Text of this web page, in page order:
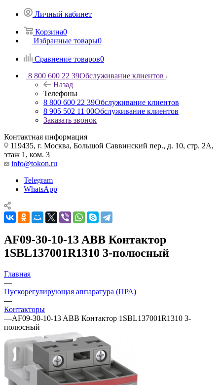
Личный кабинет
Корзина0
Избранные товары0
Сравнение товаров0
8 800 600 22 39Обслуживание клиентов
Назад
Телефоны
8 800 600 22 39Обслуживание клиентов
8 905 502 11 00Обслуживание клиентов
Заказать звонок
Контактная информация
119435, г. Москва, Большой Саввинский пер., д. 10, стр. 2А,
этаж 1, ком. 3
info@tokon.ru
Telegram
WhatsApp
AF09-30-10-13 ABB Контактор
1SBL137001R1310 3-полюсный
Главная
—
Пускорегулирующая аппаратура (ПРА)
—
Контакторы
—AF09-30-10-13 ABB Контактор 1SBL137001R1310 3-
полюсный